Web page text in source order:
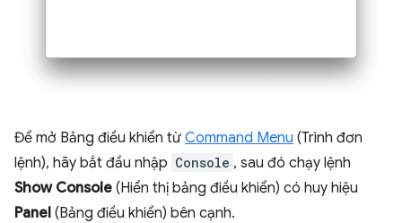
Để mở Bảng điều khiển từ Command Menu (Trình đơn
lệnh), hãy bắt đầu nhập Console , sau đó chạy lệnh
Show Console (Hiển thị bảng điều khiển) có huy hiệu
Panel (Bảng điều khiển) bên cạnh.